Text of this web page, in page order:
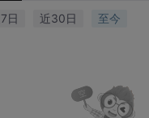
日 近30日 至今